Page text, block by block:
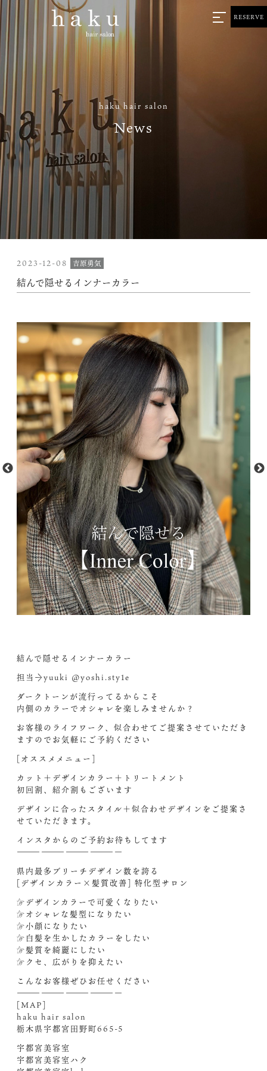
haku hair salon
News
RESERVE
2023-12-08 吉原勇気
結んで隠せるインナーカラー
結んで隠せるインナーカラー
担当→yuuki @yoshi.sty1e
ダークトーンが流行ってるからこそ
内側のカラーでオシャレを楽しみませんか︎？
お客様のライフワーク、似合わせてご提案させていただき
ますのでお気軽にご予約ください
[オススメメニュー]
カット＋デザインカラー＋トリートメント
初回割、紹介割もございます
デザインに合ったスタイル＋似合わせデザインをご提案さ
せていただきます。
インスタからのご予約お待ちしてます‍
—————————————
県内最多ブリーチデザイン数を誇る
[デザインカラー×髪質改善] 特化型サロン
☞デザインカラーで可愛くなりたい
☞オシャレな髪型になりたい
☞小顔になりたい
☞白髪を生かしたカラーをしたい
☞髪質を綺麗にしたい
☞クセ、広がりを抑えたい
こんなお客様ぜひお任せください‍
—————————————
[MAP]
haku hair salon
栃木県宇都宮田野町665-5
宇都宮美容室
宇都宮美容室ハク